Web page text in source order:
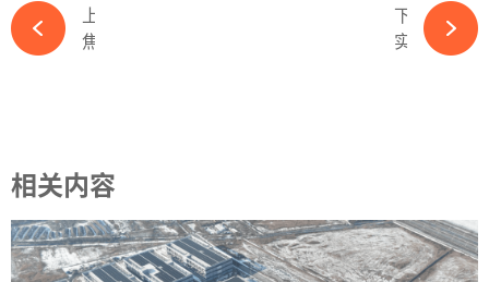
下一篇
实力新贵：首航新能创业板上市，技术研发+海外布局引领光储新浪潮-ky体育APP官网下载
相关内容